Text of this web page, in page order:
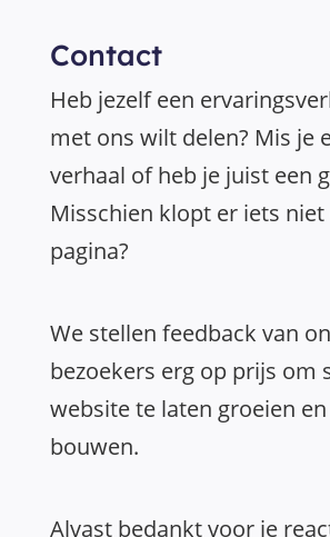
Contact
Heb jezelf een
met ons wilt delen? Mis je
verhaal of heb je juist een
Misschien klopt er iets niet
pagina?
We stellen feedback van
bezoekers erg op prijs om
website te laten groeien
bouwen.
Alvast bedankt voor je